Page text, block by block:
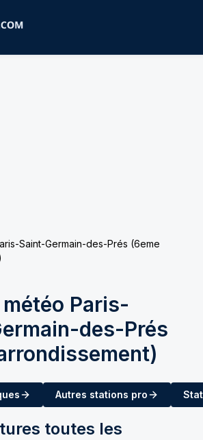
Saint-Germain-des-Prés (6eme
Paris-
des-Prés
Autres stations pro
toutes les